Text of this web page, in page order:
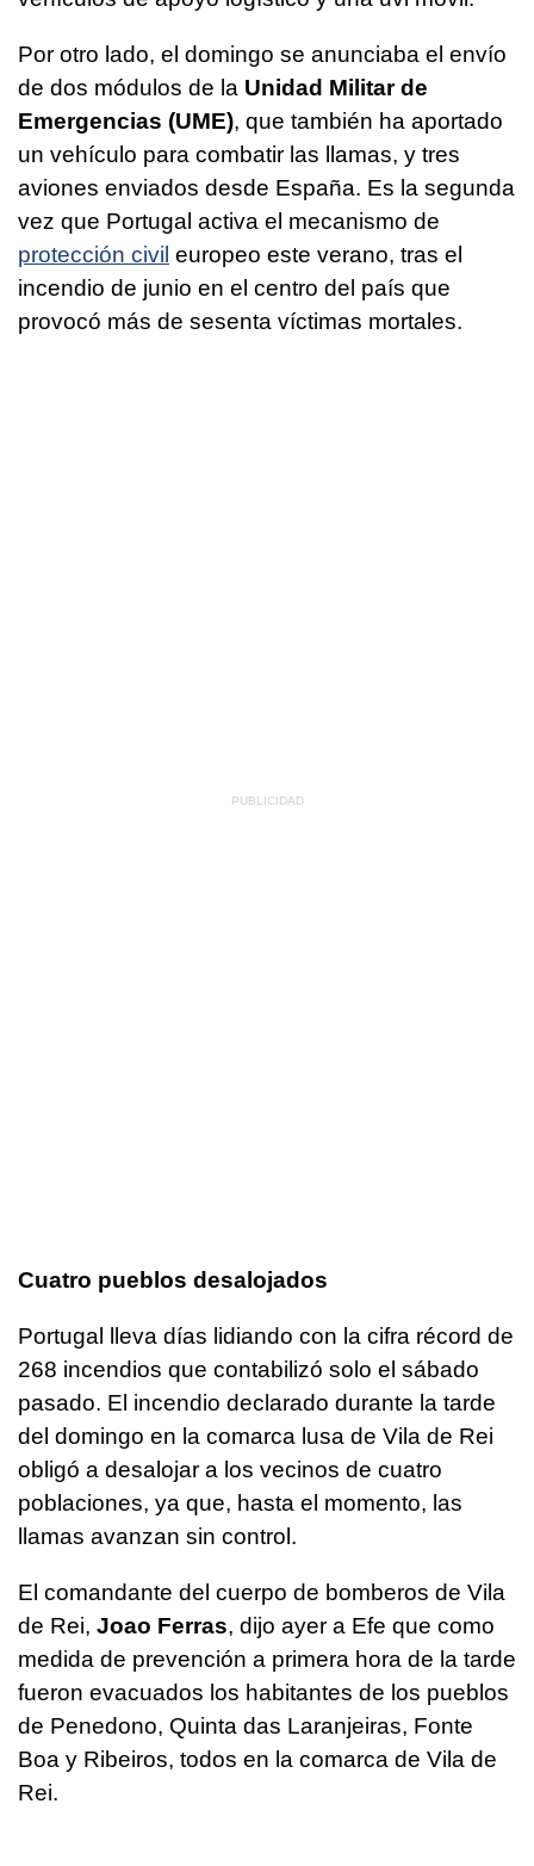
Por otro lado, el domingo se anunciaba el envío
de dos módulos de la Unidad Militar de
Emergencias (UME), que también ha aportado
un vehículo para combatir las llamas, y tres
aviones enviados desde España. Es la segunda
vez que Portugal activa el mecanismo de
protección civil europeo este verano, tras el
incendio de junio en el centro del país que
provocó más de sesenta víctimas mortales.
Cuatro pueblos desalojados
Portugal lleva días lidiando con la cifra récord de
268 incendios que contabilizó solo el sábado
pasado. El incendio declarado durante la tarde
del domingo en la comarca lusa de Vila de Rei
obligó a desalojar a los vecinos de cuatro
poblaciones, ya que, hasta el momento, las
llamas avanzan sin control.
El comandante del cuerpo de bomberos de Vila
de Rei, Joao Ferras, dijo ayer a Efe que como
medida de prevención a primera hora de la tarde
fueron evacuados los habitantes de los pueblos
de Penedono, Quinta das Laranjeiras, Fonte
Boa y Ribeiros, todos en la comarca de Vila de
Rei.